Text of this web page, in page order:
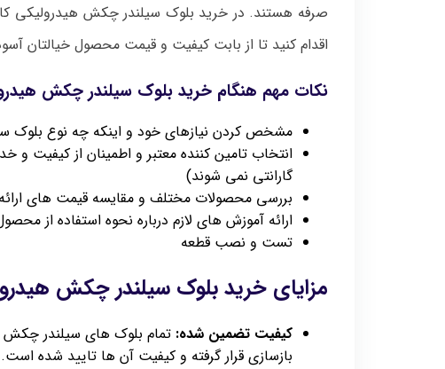
صرفه هستند. در خرید بلوک سیلندر چکش هیدرولیکی
اقدام کنید تا از بابت کیفیت و قیمت محصول خیالتان
نکات مهم هنگام خرید بلوک سیلندر چکش
مشخص کردن نیازهای خود و اینکه چه نوع بلوک
انتخاب تامین کننده معتبر و اطمینان از کیفیت
گارانتی نمی شوند)
بررسی محصولات مختلف و مقایسه قیمت های
ارائه آموزش های لازم درباره نحوه استفاده از
تست و نصب قطعه
مزایای خرید بلوک سیلندر چکش
کیفیت تضمین شده: تمام بلوک‌ های سیلندر چکش
بازسازی قرار گرفته‌ و کیفیت آن ها تایید شده است.